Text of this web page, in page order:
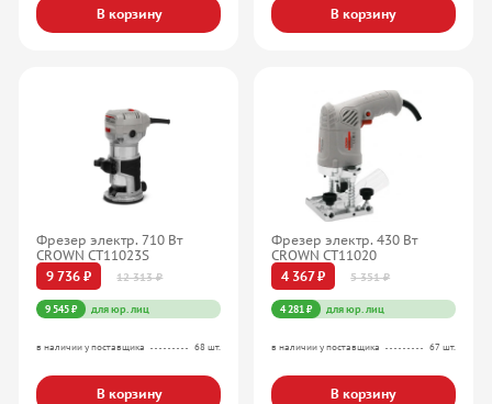
В корзину В корзину
Фрезер электр. 710 Вт
CROWN CT11023S
9 736 ₽
12 313 ₽
9 545 ₽ для юр. лиц
в наличии у поставщика 68 шт.
В корзину
Фрезер электр. 430 Вт
CROWN CT11020
4 367 ₽
5 351 ₽
4 281 ₽ для юр. лиц
в наличии у поставщика 67 шт.
В корзину